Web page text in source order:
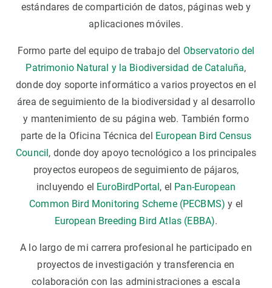
estándares de compartición de datos, páginas web y
aplicaciones móviles.
Formo parte del equipo de trabajo del Observatorio del
Patrimonio Natural y la Biodiversidad de Cataluña,
donde doy soporte informático a varios proyectos en el
área de seguimiento de la biodiversidad y al desarrollo
y mantenimiento de su página web. También formo
parte de la Oficina Técnica del European Bird Census
Council, donde doy apoyo tecnológico a los principales
proyectos europeos de seguimiento de pájaros,
incluyendo el EuroBirdPortal, el Pan-European
Common Bird Monitoring Scheme (PECBMS) y el
European Breeding Bird Atlas (EBBA).
A lo largo de mi carrera profesional he participado en
proyectos de investigación y transferencia en
colaboración con las administraciones a escala